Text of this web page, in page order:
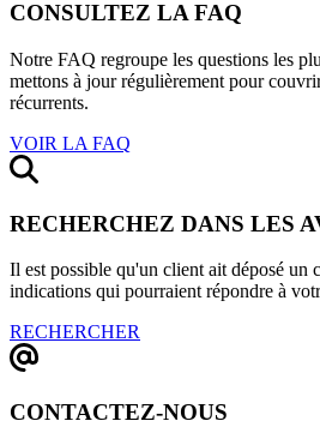
CONSULTEZ LA FAQ
Notre FAQ regroupe les questions les
mettons à jour régulièrement pour
récurrents.
VOIR LA FAQ
RECHERCHEZ DANS LES
Il est possible qu'un client ait déposé un
indications qui pourraient répondre à
RECHERCHER
CONTACTEZ-NOUS